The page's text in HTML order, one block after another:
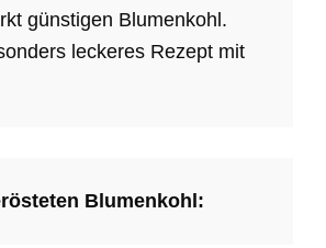
günstigen Blumenkohl.
leckeres Rezept mit
Blumenkohl: